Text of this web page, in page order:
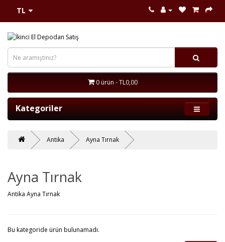
TL
0 ürün - TL0,00
Kategoriler
Antika Ayna Tırnak
Ayna Tırnak
Antika Ayna Tırnak
Bu kategoride ürün bulunamadı.